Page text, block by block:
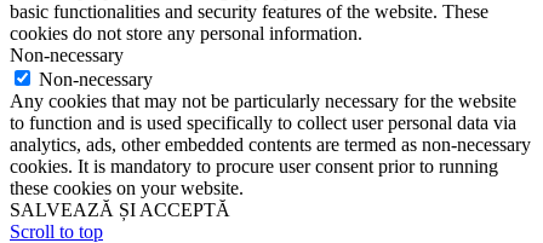
basic functionalities and security features of the website. These
cookies do not store any personal information.
Non-necessary
Non-necessary
Any cookies that may not be particularly necessary for the website
to function and is used specifically to collect user personal data via
analytics, ads, other embedded contents are termed as non-necessary
cookies. It is mandatory to procure user consent prior to running
these cookies on your website.
SALVEAZĂ ȘI ACCEPTĂ
Scroll to top